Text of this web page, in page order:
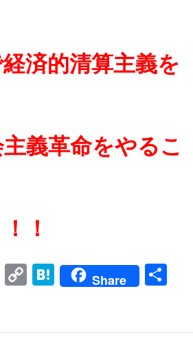
済的清算主義を
義革命をやるこ
！
Li
C
y
H
n
Share